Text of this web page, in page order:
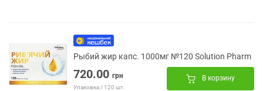
Рыбий жир капс. 1000мг №120 Solution Pharm
720.00 грн
Упаковка / 120 шт.
В корзину